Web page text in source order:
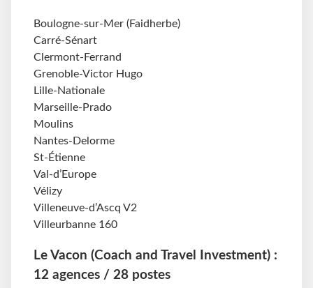
Boulogne-sur-Mer (Faidherbe)
Carré-Sénart
Clermont-Ferrand
Grenoble-Victor Hugo
Lille-Nationale
Marseille-Prado
Moulins
Nantes-Delorme
St-Étienne
Val-d’Europe
Vélizy
Villeneuve-d’Ascq V2
Villeurbanne 160
Le Vacon (Coach and Travel Investment) :
12 agences / 28 postes